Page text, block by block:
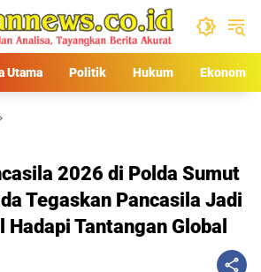
Utama Politik Hukum Ekonomi
2026 di Polda Sumut
Tegaskan Pancasila Jadi
Tantangan Global